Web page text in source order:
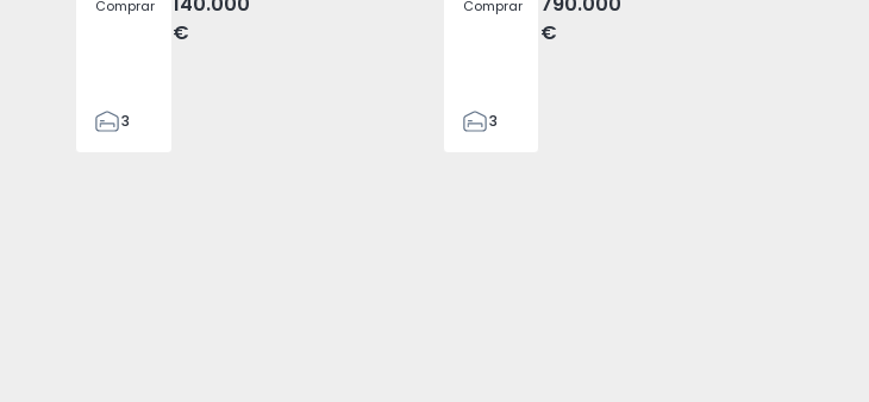
Comprar
€
3
Comprar
€
3